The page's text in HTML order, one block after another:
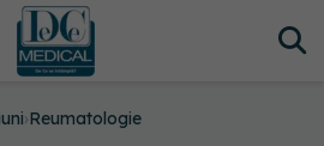
›Reumatologie